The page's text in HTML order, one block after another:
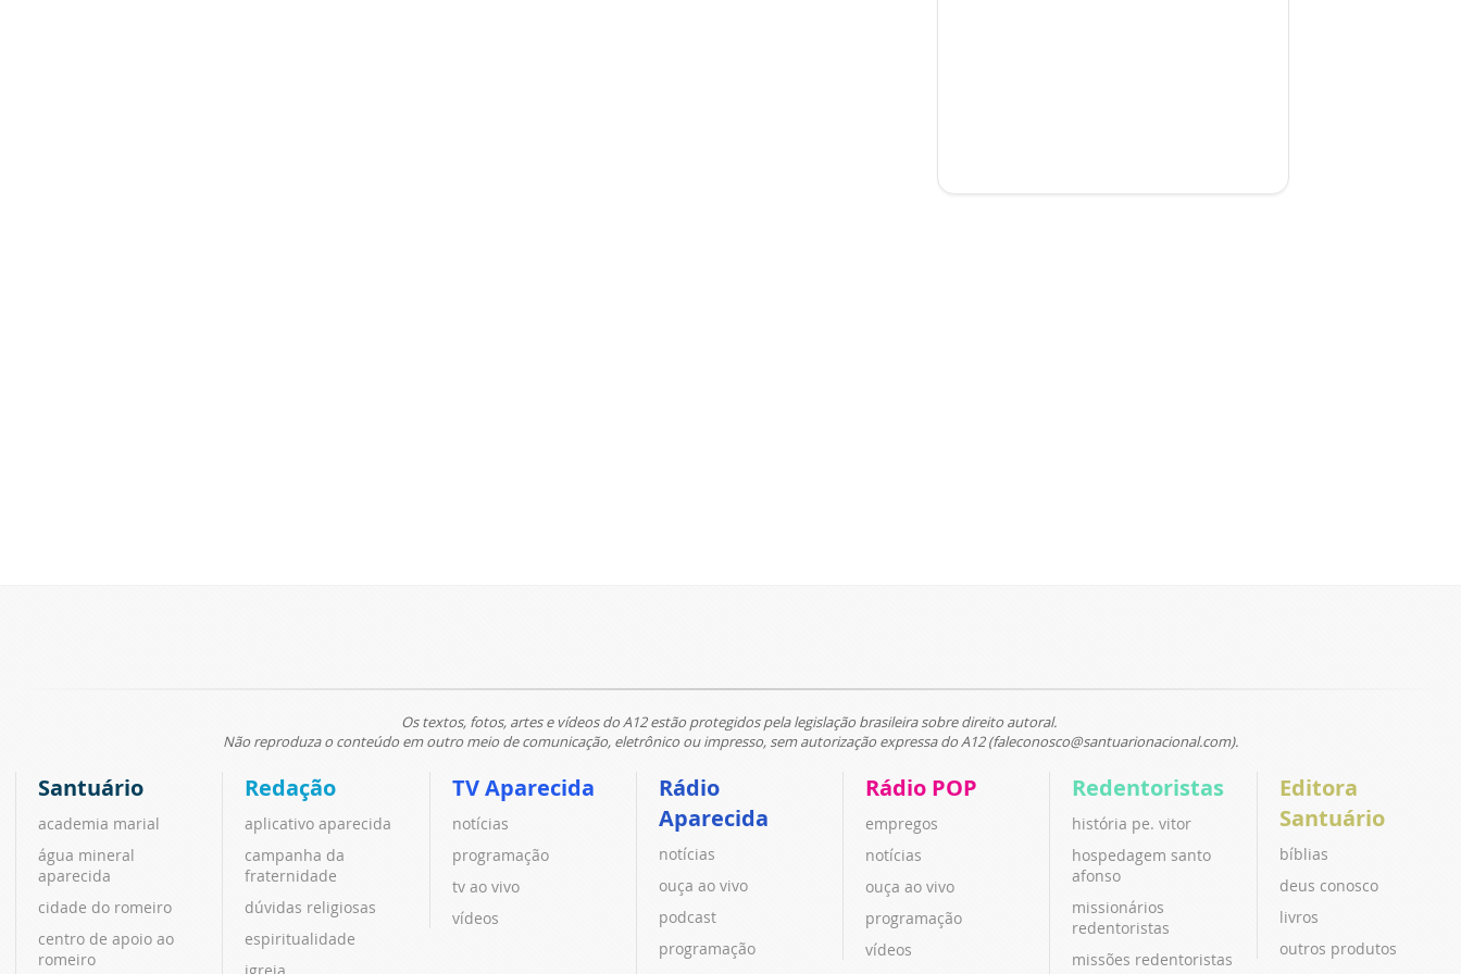
Os textos, fotos, artes e vídeos do A12 estão protegidos pela legislação brasileira sobre direito autoral.
Não reproduza o conteúdo em outro meio de comunicação, eletrônico ou impresso, sem autorização expressa do A12 (faleconosco@santuarionacional.com).
Santuário
academia marial
água mineral
aparecida
cidade do romeiro
centro de apoio ao
romeiro
Redação
aplicativo aparecida
campanha da
fraternidade
dúvidas religiosas
espiritualidade
igreja
TV Aparecida
notícias
programação
tv ao vivo
vídeos
Rádio
Aparecida
notícias
ouça ao vivo
podcast
programação
Rádio POP
empregos
notícias
ouça ao vivo
programação
vídeos
Redentoristas
história pe. vitor
hospedagem santo
afonso
missionários
redentoristas
missões redentoristas
Editora
Santuário
bíblias
deus conosco
livros
outros produtos